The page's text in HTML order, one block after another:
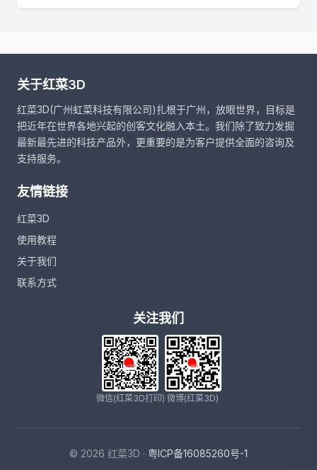
关于红菜3D
红菜3D(广州虹菜科技有限公司)扎根于广州，放眼世界，目标是
把近年在世界各地兴起的创客文化融入本土。我们除了致力发掘
最新最先进的科技产品外，更重要的是为客户提供全面的咨询及
支持服务。
友情链接
红菜3D
使用教程
关于我们
联系方式
关注我们
微信(红菜3D打印) 微博(红菜3D)
© 2026 红菜3D · 粤ICP备16085260号-1